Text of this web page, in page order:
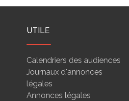
UTILE
Calendriers des audiences
Journaux d'annonces
légales
Annonces légales